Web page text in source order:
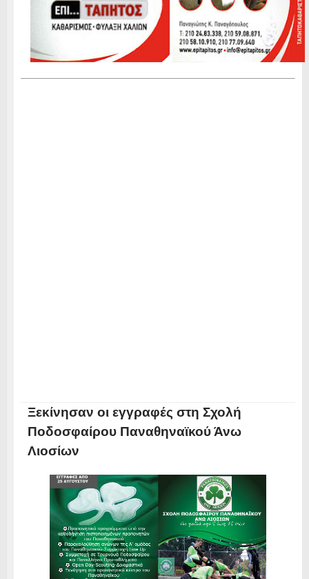
Ξεκίνησαν οι εγγραφές στη Σχολή
Ποδοσφαίρου Παναθηναϊκού Άνω
Λιοσίων